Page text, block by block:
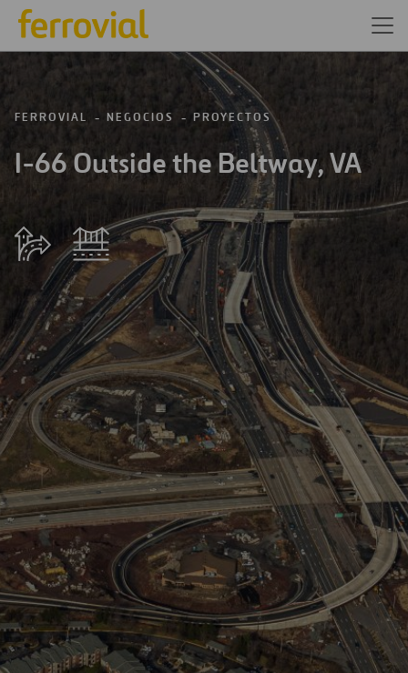
FERROVIAL NEGOCIOS PROYECTOS
I-66 Outside the Beltway, VA